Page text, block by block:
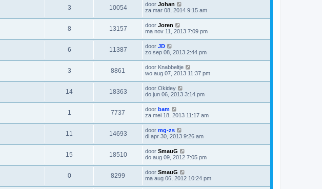
3 10054 door Johan
za mar 08, 2014 9:15 am
8 13157 door Joren
ma nov 11, 2013 7:09 pm
6 11387 door JD
zo sep 08, 2013 2:44 pm
3 8861 door Knabbeltje
wo aug 07, 2013 11:37 pm
14 18363 door Okidey
do jun 06, 2013 3:14 pm
1 7737 door bam
za mei 18, 2013 11:17 am
11 14693 door mg-zs
di apr 30, 2013 9:26 am
15 18510 door SmauG
do aug 09, 2012 7:05 pm
0 8299 door SmauG
ma aug 06, 2012 10:24 pm